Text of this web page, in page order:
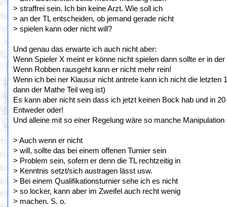
> straffrei sein. Ich bin keine Arzt. Wie soll ich
> an der TL entscheiden, ob jemand gerade nicht
> spielen kann oder nicht will?
Und genau das erwarte ich auch nicht aber:
Wenn Spieler X meint er könne nicht spielen dann sollte er in
Wenn Robben rausgeht kann er nicht mehr rein!
Wenn ich bei ner Klausur nicht antrete kann ich nicht die
dann der Mathe Teil weg ist)
Es kann aber nicht sein dass ich jetzt keinen Bock hab und in
Entweder oder!
Und alleine mit so einer Regelung wäre so manche
> Auch wenn er nicht
> will, sollte das bei einem offenen Turnier sein
> Problem sein, sofern er denn die TL rechtzeitig in
> Kenntnis setzt/sich austragen lässt usw.
> Bei einem Qualifikationsturnier sehe ich es nicht
> so locker, kann aber im Zweifel auch recht wenig
> machen. S. o.